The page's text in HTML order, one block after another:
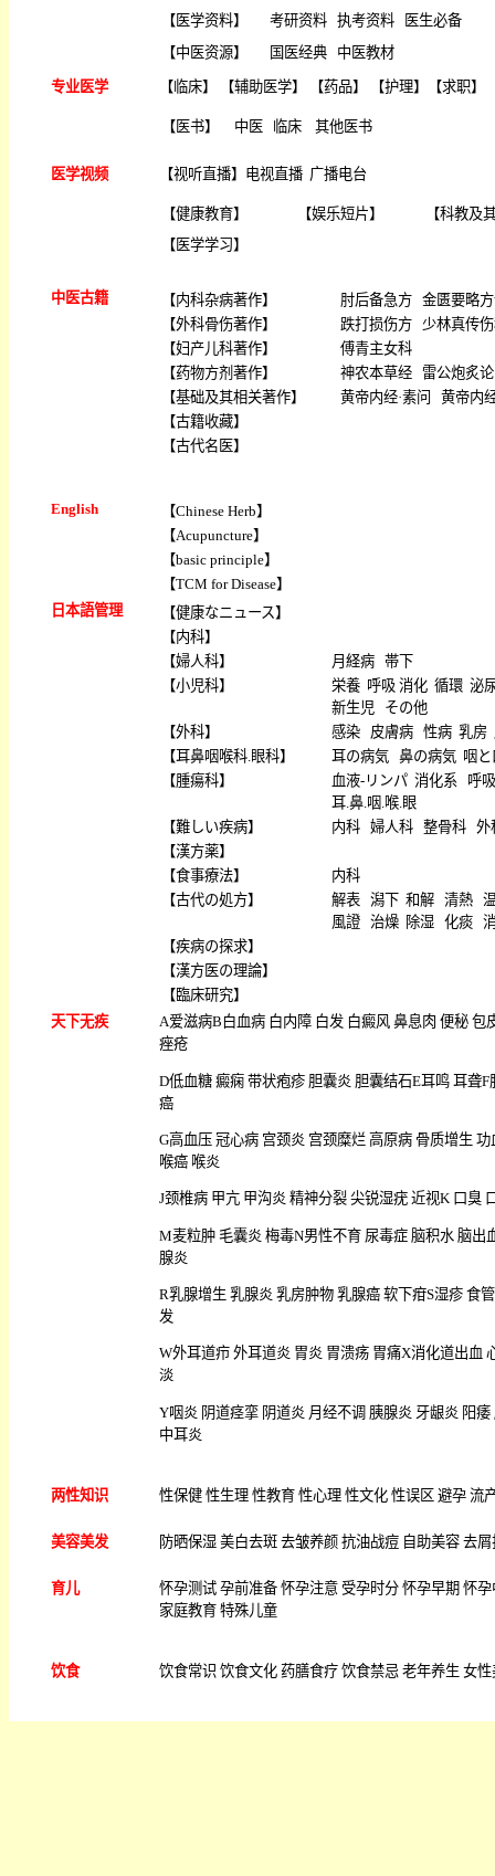
【 医学资料】 考研资料 执考资料
医生必备
【中医资源】 国医经典 中医教材
专业医学 【 临床】 【辅助医学】 【药品】 【护理】【求职】
【医书】 中医 临床 其他医书
医学视频 【视听直播】 电视直播 广播电台
【健康教育】 【娱乐短片】 【科教及
【医学学习】
中医古籍 【内科杂病著作】 肘后备急方 金匮要略
【外科骨伤著作】 跌打损伤方
少林真传
【妇产儿科著作】
傅青主女科
【药物方剂著作】 神农本草经
雷公炮炙论
【基础及其相关著作】 黄帝内经·素问
黄帝内
【古籍收藏】
【古代名医】
English 【Chinese Herb】
【Acupuncture】
【basic principle】
【TCM for Disease】
日本語管理
【健康なニュース】
【内科】
【婦人科】 月経病 帯下
【小児科】 栄養 呼吸 消化 循環 泌
新生児
その他
【外科】 感染 皮膚病 性病 乳房
【耳鼻咽喉科.眼科】 耳の病気 鼻の病気 咽
【腫瘍科】 血液-リンパ 消化系
呼
耳.鼻.咽.喉.眼
【難しい疾病】 内科 婦人科 整骨科 外
【漢方薬】
【食事療法】
内科
【古代の処方】 解表 潟下 和解 清熱
風證 治燥 除湿 化痰
【疾病の探求】
【漢方医の理論】
【臨床研究】
天下无疾
A爱滋病B 白血病 白内障 白发 白癜风 鼻息肉 便秘 包
痤疮
D低血糖 癜痫 带状疱疹 胆囊炎 胆囊结石E耳鸣 耳聋F
癌
G高血压 冠心病 宫颈炎 宫颈糜烂 高原病 骨质增生 功
喉癌 喉炎
J颈椎病 甲亢 甲沟炎 精神分裂 尖锐湿疣 近视K 口臭
M麦粒肿 毛囊炎 梅毒N男性不育 尿毒症 脑积水 脑出
腺炎
R乳腺增生 乳腺炎 乳房肿物 乳腺癌 软下疳S湿疹 食
发
W外耳道疖 外耳道炎 胃炎 胃溃疡 胃痛X消化道出血
淡
Y咽炎 阴道痉挛 阴道炎 月经不调 胰腺炎 牙龈炎 阳痿
中耳炎
两性知识 性保健 性生理 性教育 性心理 性文化 性误区 避孕 流
美容美发 防晒保湿 美白去斑 去皱养颜 抗油战痘 自助美容 去屑
育儿 怀孕测试 孕前准备 怀孕注意 受孕时分 怀孕早期 怀孕
家庭教育 特殊儿童
饮食 饮食常识 饮食文化 药膳食疗 饮食禁忌 老年养生 女性